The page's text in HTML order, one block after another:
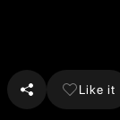
Like it